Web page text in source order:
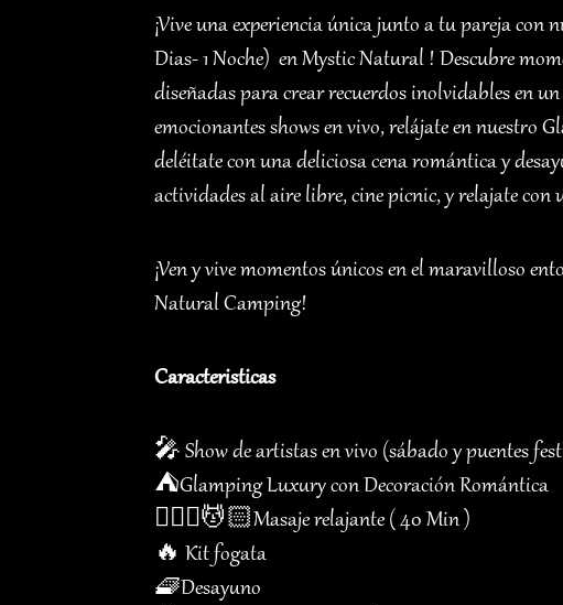
¡Vive una experiencia única junto a tu pareja con
Dias- 1 Noche) en Mystic Natural ! Descubre
diseñadas para crear recuerdos inolvidables en
emocionantes shows en vivo, relájate en nuestro
deléitate con una deliciosa cena romántica y
actividades al aire libre, cine picnic, y relajate
¡Ven y vive momentos únicos en el maravilloso
Natural Camping!
Caracteristicas
🎤 Show de artistas en vivo (sábado y puentes
⛺️Glamping Luxury con Decoración Romántica
💆🏻‍♀️💆🏻Masaje relajante ( 40 Min )
🔥 Kit fogata
🧇Desayuno